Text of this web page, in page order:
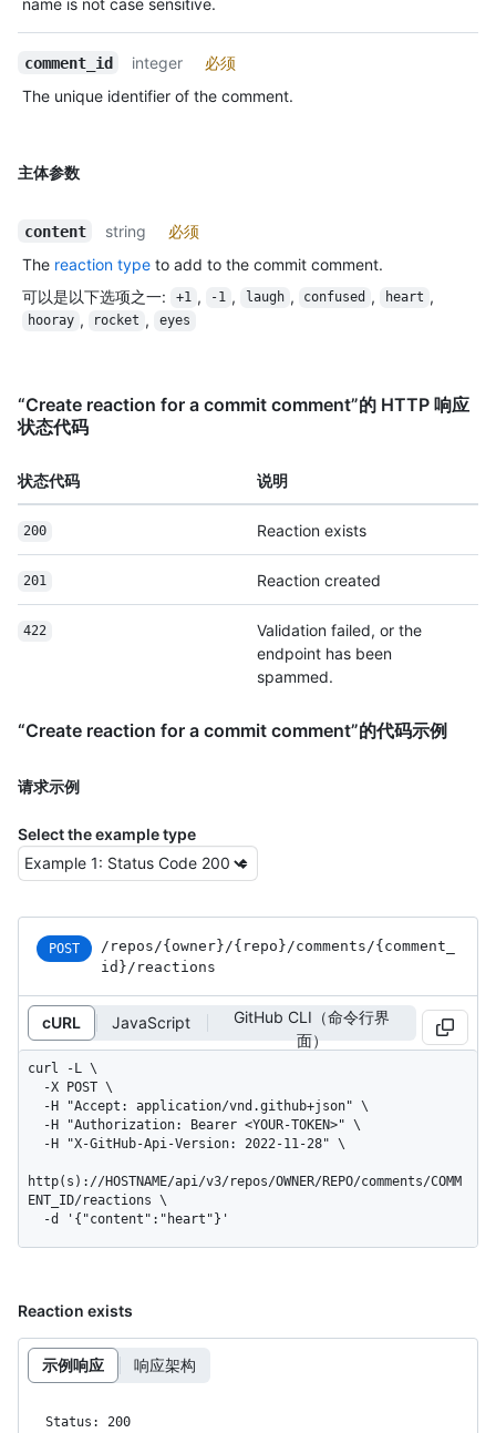
comment_id integer
必须
The unique identifier of the comment.
主体参数
content string
必须
The reaction type to add to the commit comment.
可以是以下选项之一: +1 , -1 , laugh , confused , heart ,
hooray , rocket , eyes
“Create reaction for a commit comment”的 HTTP 响应
状态代码
状态代码 说明
200 Reaction exists
201 Reaction created
422
Validation failed, or the
endpoint has been
spammed.
“Create reaction for a commit comment”的代码示例
请求示例
Select the example type
POST /repos /{owner} /{repo} /comments /{comment_
id} /reactions
cURL JavaScript
GitHub CLI（命令行界
面）
curl -L \
http(s)://HOSTNAME/api/v3/repos/OWNER/REPO/comments/COMM
ENT_ID/reactions \
  -d '{"content":"heart"}'
Reaction exists
示例响应 响应架构
Status: 200